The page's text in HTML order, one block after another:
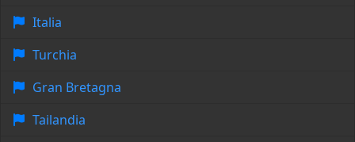
Italia
Turchia
Gran Bretagna
Tailandia